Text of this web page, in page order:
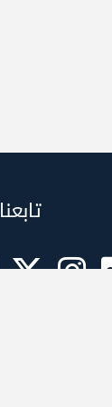
تابعنا